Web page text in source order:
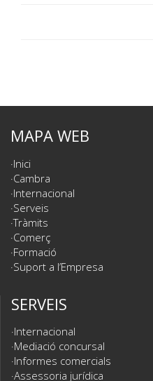
MAPA WEB
Inici
Cambra
Internacional
Serveis
Tràmits
Comerç
Formació
Suport a l’Empresa
SERVEIS
Internacional
Mediació concursal
Informes comercials
Assessoria jurídica